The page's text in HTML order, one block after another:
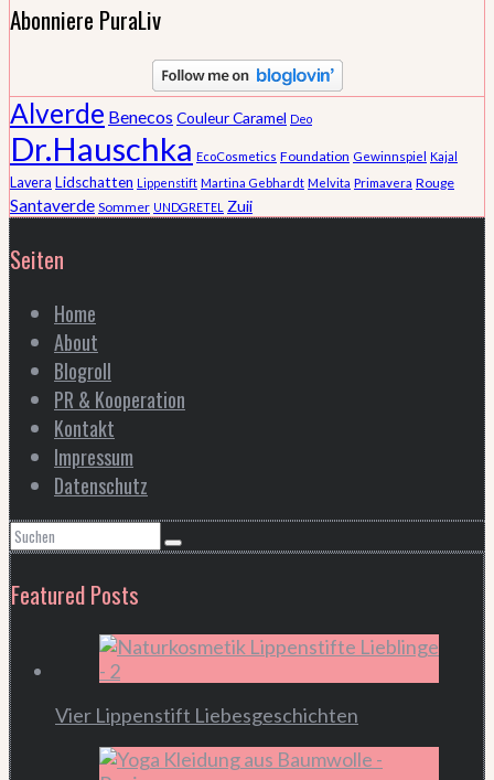
Abonniere PuraLiv
Alverde BenecosCouleur Caramel Deo
Dr.Hauschka EcoCosmetics Foundation Gewinnspiel Kajal
Lavera Lidschatten Lippenstift Martina Gebhardt Melvita Primavera Rouge
Santaverde Sommer UNDGRETEL Zuii
Seiten
Home
About
Blogroll
PR & Kooperation
Kontakt
Impressum
Datenschutz
Featured Posts
Vier Lippenstift Liebesgeschichten